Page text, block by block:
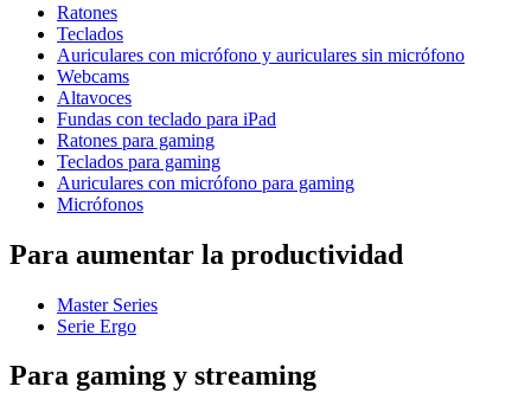
Ratones
Teclados
Auriculares con micrófono y auriculares sin micrófono
Webcams
Altavoces
Fundas con teclado para iPad
Ratones para gaming
Teclados para gaming
Auriculares con micrófono para gaming
Micrófonos
Para aumentar la productividad
Master Series
Serie Ergo
Para gaming y streaming